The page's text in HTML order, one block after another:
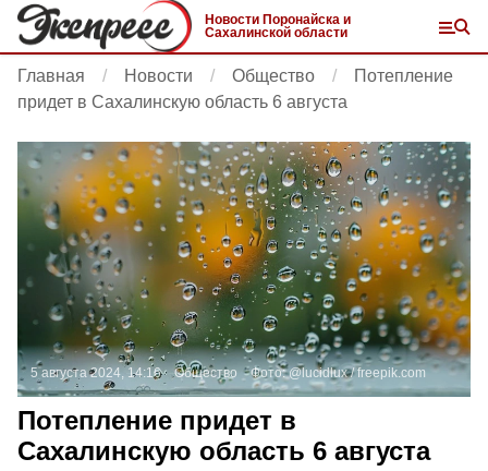
Новости Поронайска и
Сахалинской области
Главная Новости Общество
Потепление
придет в Сахалинскую область 6 августа
5 августа 2024, 14:16 Общество Фото:@lucidlux /freepik.com
Потепление придет в
Сахалинскую область 6 августа